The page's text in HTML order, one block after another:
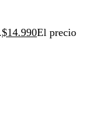
$14.990El precio